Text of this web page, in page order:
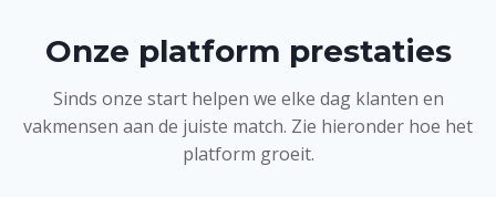
Onze platform prestaties
Sinds onze start helpen we elke dag klanten en
vakmensen aan de juiste match. Zie hieronder hoe het
platform groeit.